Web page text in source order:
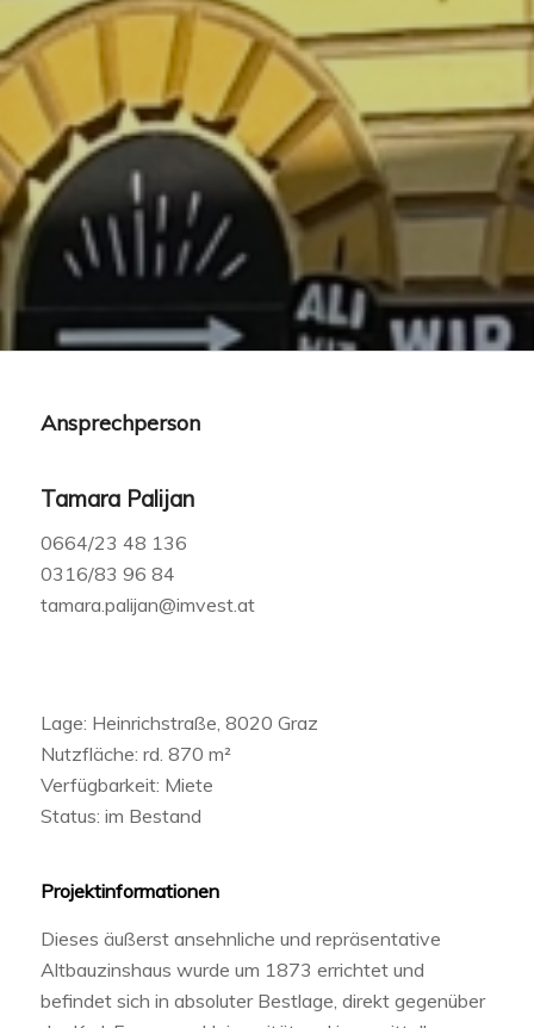
Ansprechperson
Tamara Palijan
0664/23 48 136
0316/83 96 84
tamara.palijan@imvest.at
Lage: Heinrichstraße, 8020 Graz
Nutzfläche: rd. 870 m²
Verfügbarkeit: Miete
Status: im Bestand
Projektinformationen
Dieses äußerst ansehnliche und repräsentative
Altbauzinshaus wurde um 1873 errichtet und
befindet sich in absoluter Bestlage, direkt gegenüber